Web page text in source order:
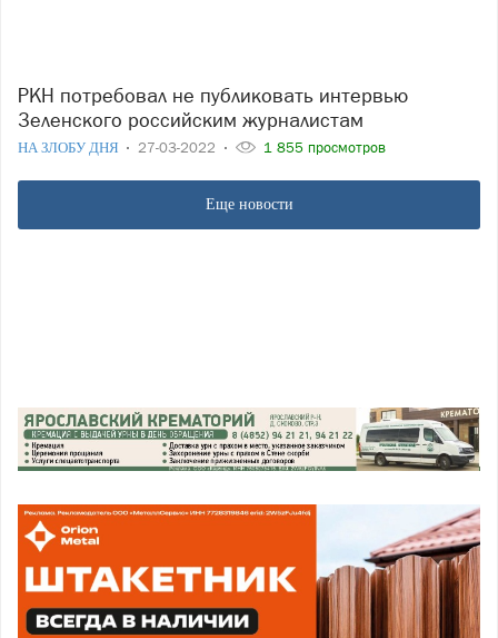
РКН потребовал не публиковать интервью
Зеленского российским журналистам
НА ЗЛОБУ ДНЯ 27-03-2022 1 855 просмотров
Еще новости